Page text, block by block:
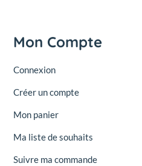
Mon Compte
Connexion
Créer un compte
Mon panier
Ma liste de souhaits
Suivre ma commande